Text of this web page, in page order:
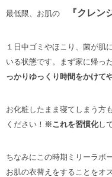
最低限、お肌の 『クレン
１日中ゴミやほこり、菌が肌
いる状態です。まず家に帰っ
っかりゆっくり時間をかけて
お化粧したまま寝てしまう方
ください！ ※これを習慣化し
ちなみにこの時期ミリーラボ
お肌の衣替えをすることをオ